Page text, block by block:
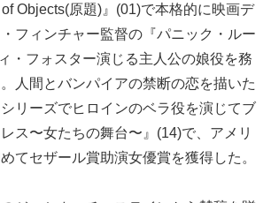
Objects(原題)』(01)で本格的に映画デ
フィンチャー監督の『パニック・ルー
・フォスター演じる主人公の娘役を務
人間とバンパイアの禁断の恋を描いた
シリーズでヒロインのベラ役を演じてブ
ス〜女たちの舞台〜』(14)で、アメリ
てセザール賞助演女優賞を獲得した。